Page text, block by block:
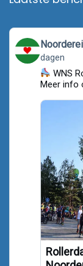
View
post
by
Noordereiland.org
Bluesky
dagen
WNS
Meer info